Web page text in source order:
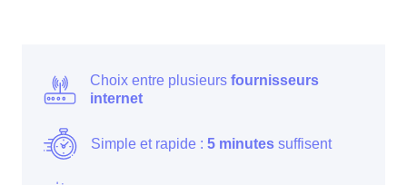
Choix entre plusieurs fournisseurs
internet
Simple et rapide : 5 minutes suffisent